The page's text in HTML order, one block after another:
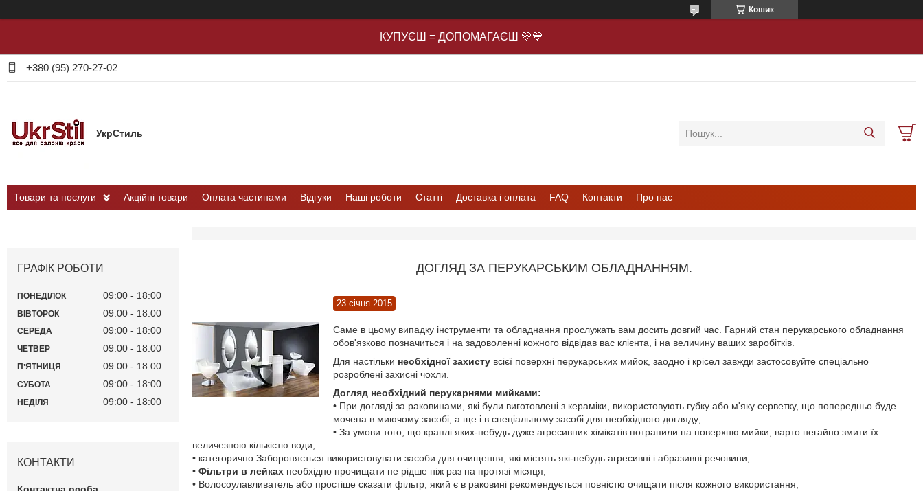
Кошик
КУПУЄШ = ДОПОМАГАЄШ 💛💙
+380 (95) 270-27-02
УкрСтиль
Товари та послуги Акційні товари Оплата частинами Відгуки Наші роботи Статті Доставка і оплата FAQ Контакти Про нас
ДОГЛЯД ЗА ПЕРУКАРСЬКИМ ОБЛАДНАННЯМ.
23 січня 2015
Саме в цьому випадку інструменти та обладнання прослужать вам досить довгий час. Гарний стан перукарського обладнання
обов'язково позначиться і на задоволенні кожного відвідав вас клієнта, і на величину ваших заробітків.
Для настільки необхідної захисту всієї поверхні перукарських мийок, заодно і крісел завжди застосовуйте спеціально
розроблені захисні чохли.
Догляд необхідний перукарнями мийками:
• При догляді за раковинами, які були виготовлені з кераміки, використовують губку або м'яку серветку, що попередньо буде
мочена в миючому засобі, а ще і в спеціальному засобі для необхідного догляду;
• За умови того, що краплі яких-небудь дуже агресивних хімікатів потрапили на поверхню мийки, варто негайно змити їх
величезною кількістю води;
• категорично Забороняється використовувати засоби для очищення, які містять які-небудь агресивні і абразивні речовини;
• Фільтри в лейках необхідно прочищати не рідше ніж раз на протязі місяця;
• Волосоулавливатель або простіше сказати фільтр, який є в раковині рекомендується повністю очищати після кожного використання;
ГРАФІК РОБОТИ
ПОНЕДІЛОК 09:00 18:00
ВІВТОРОК 09:00 18:00
СЕРЕДА 09:00 18:00
ЧЕТВЕР 09:00 18:00
ПʼЯТНИЦЯ 09:00 18:00
СУБОТА 09:00 18:00
НЕДІЛЯ 09:00 18:00
КОНТАКТИ